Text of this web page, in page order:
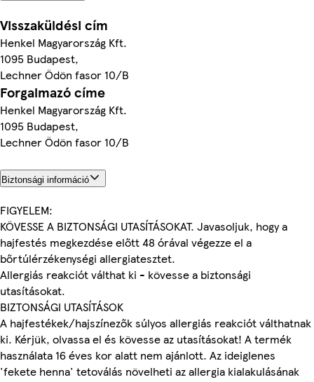
Visszaküldési cím
Henkel Magyarország Kft.
1095 Budapest,
Lechner Ödön fasor 10/B
Forgalmazó címe
Henkel Magyarország Kft.
1095 Budapest,
Lechner Ödön fasor 10/B
Biztonsági információ
FIGYELEM:
KÖVESSE A BIZTONSÁGI UTASÍTÁSOKAT. Javasoljuk, hogy a
hajfestés megkezdése előtt 48 órával végezze el a
bőrtúlérzékenységi allergiatesztet.
Allergiás reakciót válthat ki - kövesse a biztonsági
utasításokat.
BIZTONSÁGI UTASÍTÁSOK
A hajfestékek/hajszínezők súlyos allergiás reakciót válthatnak
ki. Kérjük, olvassa el és kövesse az utasításokat! A termék
használata 16 éves kor alatt nem ajánlott. Az ideiglenes
'fekete henna' tetoválás növelheti az allergia kialakulásának